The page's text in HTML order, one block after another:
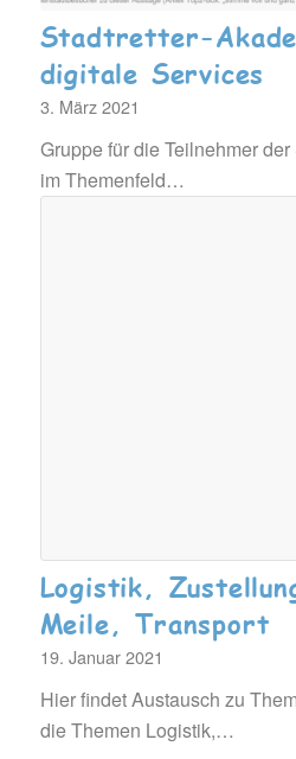
Stadtretter-
digitale Services
3. März 2021
Gruppe für die Teilnehmer
im Themenfeld…
Logistik,
Meile, Transport
19. Januar 2021
Hier findet Austausch zu
die Themen Logistik,…